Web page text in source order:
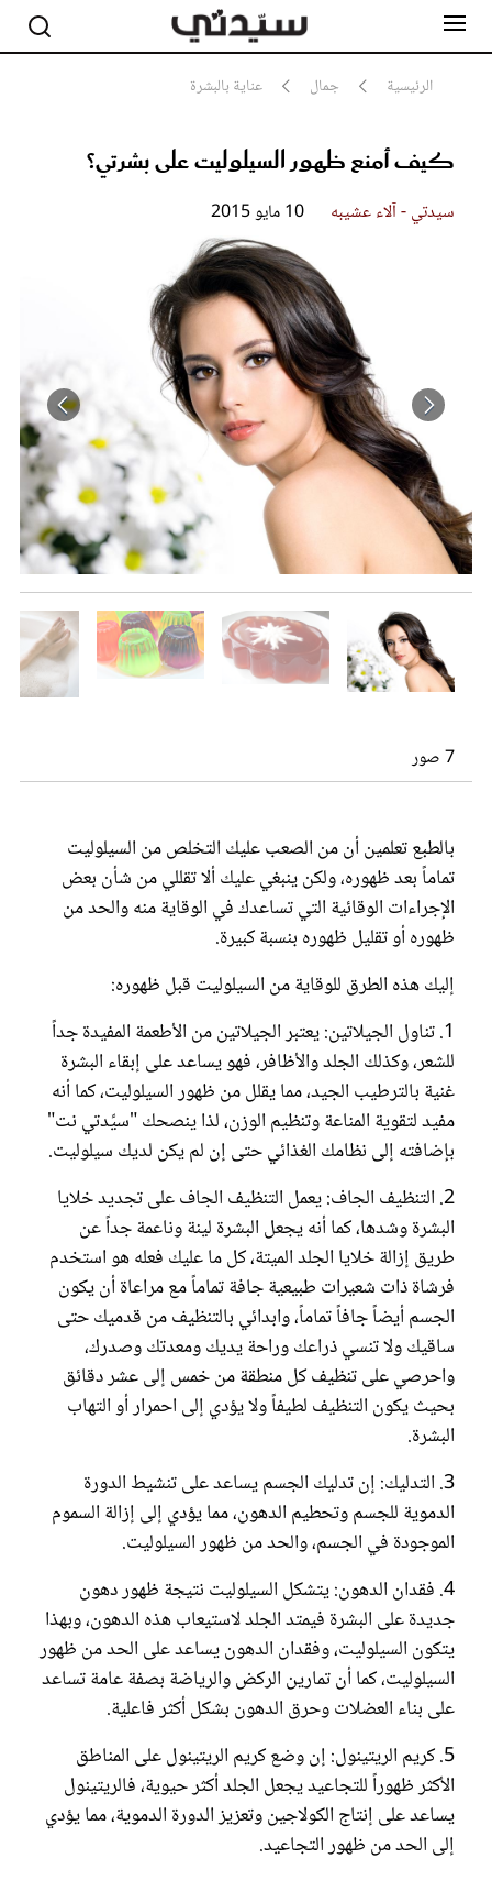
الرئيسية جمال عناية بالبشرة
كيف أمنع ظهور السيلوليت على بشرتي؟
سيدتي - آلاء عشيبه 10 مايو 2015
7 صور
بالطبع تعلمين أن من الصعب عليك التخلص من السيلوليت
تماماً بعد ظهوره، ولكن ينبغي عليك ألا تقللي من شأن بعض
الإجراءات الوقائية التي تساعدك في الوقاية منه والحد من
ظهوره أو تقليل ظهوره بنسبة كبيرة.
إليك هذه الطرق للوقاية من السيلوليت قبل ظهوره:
1. تناول الجيلاتين: يعتبر الجيلاتين من الأطعمة المفيدة جداً
للشعر، وكذلك الجلد والأظافر، فهو يساعد على إبقاء البشرة
غنية بالترطيب الجيد، مما يقلل من ظهور السيلوليت، كما أنه
مفيد لتقوية المناعة وتنظيم الوزن، لذا ينصحك "سيِّدتي نت"
بإضافته إلى نظامك الغذائي حتى إن لم يكن لديك سيلوليت.
2. التنظيف الجاف: يعمل التنظيف الجاف على تجديد خلايا
البشرة وشدها، كما أنه يجعل البشرة لينة وناعمة جداً عن
طريق إزالة خلايا الجلد الميتة، كل ما عليك فعله هو استخدم
فرشاة ذات شعيرات طبيعية جافة تماماً مع مراعاة أن يكون
الجسم أيضاً جافاً تماماً، وابدائي بالتنظيف من قدميك حتى
ساقيك ولا تنسي ذراعك وراحة يديك ومعدتك وصدرك،
واحرصي على تنظيف كل منطقة من خمس إلى عشر دقائق
بحيث يكون التنظيف لطيفاً ولا يؤدي إلى احمرار أو التهاب
البشرة.
3. التدليك: إن تدليك الجسم يساعد على تنشيط الدورة
الدموية للجسم وتحطيم الدهون، مما يؤدي إلى إزالة السموم
الموجودة في الجسم، والحد من ظهور السيلوليت.
4. فقدان الدهون: يتشكل السيلوليت نتيجة ظهور دهون
جديدة على البشرة فيمتد الجلد لاستيعاب هذه الدهون، وبهذا
يتكون السيلوليت، وفقدان الدهون يساعد على الحد من ظهور
السيلوليت، كما أن تمارين الركض والرياضة بصفة عامة تساعد
على بناء العضلات وحرق الدهون بشكل أكثر فاعلية.
5. كريم الريتينول: إن وضع كريم الريتينول على المناطق
الأكثر ظهوراً للتجاعيد يجعل الجلد أكثر حيوية، فالريتينول
يساعد على إنتاج الكولاجين وتعزيز الدورة الدموية، مما يؤدي
إلى الحد من ظهور التجاعيد.
مشاهير
جمال
صحة ورشاقة
مطبخ سيدتي
مقالات الرأي
تقارير
عروس سيدتي
غلاف رفمي